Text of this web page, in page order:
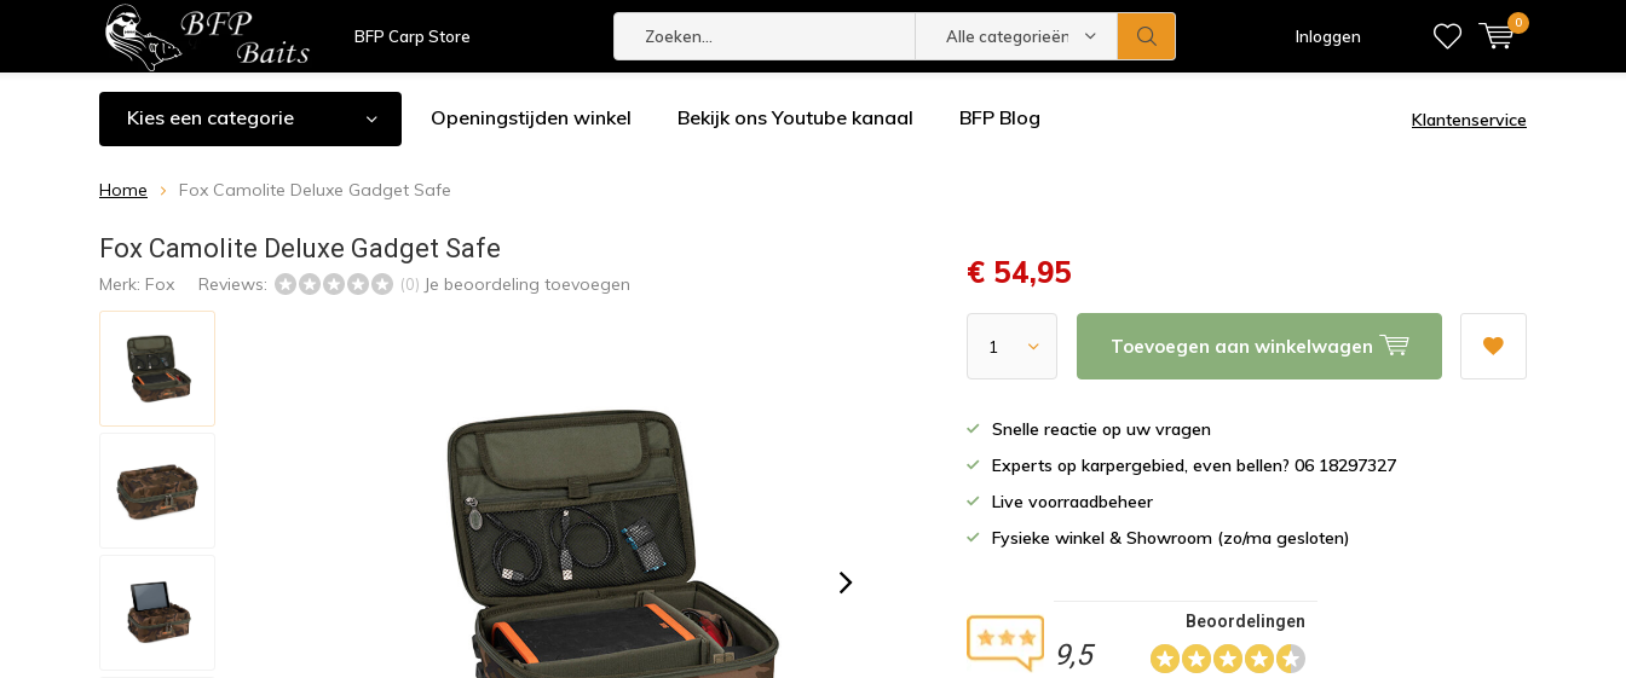
BFP Carp Store Alle categorieën Inloggen
0
Kies een categorie Openingstijden winkel Bekijk ons Youtube kanaal BFP Blog Klantenservice
Home Fox Camolite Deluxe Gadget Safe
Fox Camolite Deluxe Gadget Safe
Merk: Fox Reviews: (0) Je beoordeling toevoegen € 54,95
Toevoegen aan winkelwagen
Snelle reactie op uw vragen
Experts op karpergebied, even bellen? 06 18297327
Live voorraadbeheer
Fysieke winkel & Showroom (zo/ma gesloten)
9,5
Beoordelingen